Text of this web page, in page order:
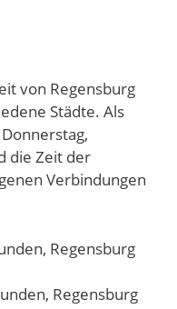
von Regensburg
Städte. Als
die Zeit der
Verbindungen
Regensburg
Regensburg